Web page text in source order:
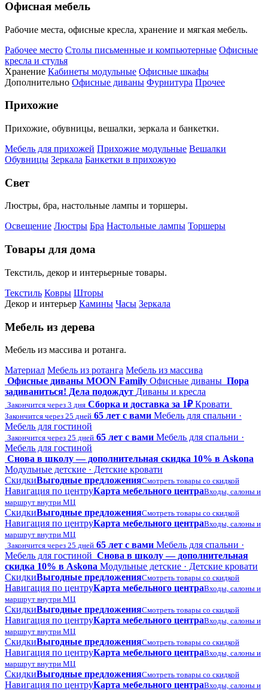
Офисная мебель
Рабочие места, офисные кресла, хранение и мягкая мебель.
Рабочее место Столы письменные и компьютерные Офисные
кресла и стулья
Хранение Кабинеты модульные Офисные шкафы
Дополнительно Офисные диваны Фурнитура Прочее
Прихожие
Прихожие, обувницы, вешалки, зеркала и банкетки.
Мебель для прихожей Прихожие модульные Вешалки
Обувницы Зеркала Банкетки в прихожую
Свет
Люстры, бра, настольные лампы и торшеры.
Освещение Люстры Бра Настольные лампы Торшеры
Товары для дома
Текстиль, декор и интерьерные товары.
Текстиль Ковры Шторы
Декор и интерьер Камины Часы Зеркала
Мебель из дерева
Мебель из массива и ротанга.
Материал Мебель из ротанга Мебель из массива
Офисные диваны MOON Family Офисные диваны Пора
задиваниться! Дела подождут Диваны и кресла
Закончится через 3 дня Сборка и доставка за 1₽ Кровати
Закончится через 25 дней 65 лет с вами Мебель для спальни ·
Мебель для гостиной
Закончится через 25 дней 65 лет с вами Мебель для спальни ·
Мебель для гостиной
Снова в школу — дополнительная скидка 10% в Askona
Модульные детские · Детские кровати
СкидкиВыгодные предложенияСмотреть товары со скидкой
Навигация по центруКарта мебельного центраВходы, салоны и
маршрут внутри МЦ
СкидкиВыгодные предложенияСмотреть товары со скидкой
Навигация по центруКарта мебельного центраВходы, салоны и
маршрут внутри МЦ
Закончится через 25 дней 65 лет с вами Мебель для спальни ·
Мебель для гостиной Снова в школу — дополнительная
скидка 10% в Askona Модульные детские · Детские кровати
СкидкиВыгодные предложенияСмотреть товары со скидкой
Навигация по центруКарта мебельного центраВходы, салоны и
маршрут внутри МЦ
СкидкиВыгодные предложенияСмотреть товары со скидкой
Навигация по центруКарта мебельного центраВходы, салоны и
маршрут внутри МЦ
СкидкиВыгодные предложенияСмотреть товары со скидкой
Навигация по центруКарта мебельного центраВходы, салоны и
маршрут внутри МЦ
СкидкиВыгодные предложенияСмотреть товары со скидкой
Навигация по центруКарта мебельного центраВходы, салоны и